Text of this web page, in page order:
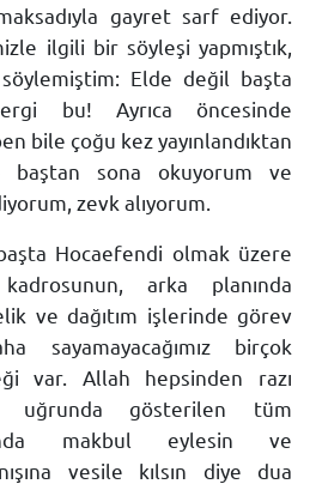
gayret sarf ediyor.
ilgili bir söyleşi yapmıştık,
Elde değil başta
bu! Ayrıca öncesinde
bile çoğu kez yayınlandıktan
baştan sona okuyorum ve
zevk alıyorum.
Hocaefendi olmak üzere
arka planında
ve dağıtım işlerinde görev
sayamayacağımız birçok
var. Allah hepsinden razı
uğrunda gösterilen tüm
makbul eylesin ve
vesile kılsın diye dua